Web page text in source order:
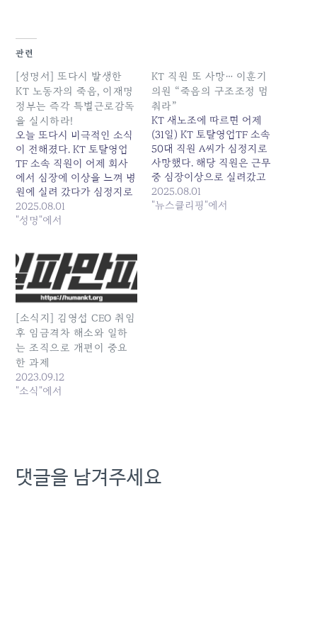
관련
[성명서] 또다시 발생한
KT 노동자의 죽음, 이재명
정부는 즉각 특별근로감독
을 실시하라!
오늘 또다시 비극적인 소식
이 전해졌다. KT 토탈영업
TF 소속 직원이 어제 회사
에서 심장에 이상을 느껴 병
원에 실려 갔다가 심정지로
사망하는 참담한 사고가 발
생했다. 이로써 지난해
사망자는 총 5명에 달한다.
우리는 이 죽음들이 결코 개
인의 불행한 선택이 아닌,
KT 김영섭 사장의 무책임한
경영과 강압적인 구조조정,
…
2025.08.01
"성명"에서
KT 직원 또 사망… 이훈기
의원 “죽음의 구조조정 멈
춰라”
KT 새노조에 따르면 어제
(31일) KT 토탈영업TF 소속
50대 직원 A씨가 심정지로
사망했다. 해당 직원은 근무
중 심장이상으로 실려갔고
오늘 새벽 심정지로 숨졌다.
이번에 사망한 A씨가 속한
2025.08.01
"뉴스클리핑"에서
[소식지] 김영섭 CEO 취임
후 임금격차 해소와 일하
는 조직으로 개편이 중요
한 과제
2023.09.12
"소식"에서
댓글을 남겨주세요